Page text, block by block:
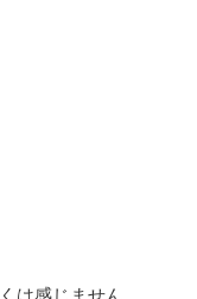
は感じません。